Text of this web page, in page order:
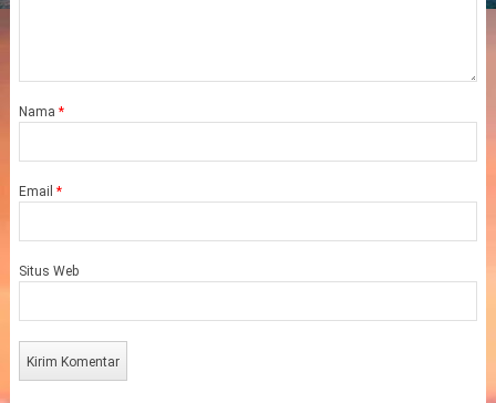
Nama *
Email *
Situs Web